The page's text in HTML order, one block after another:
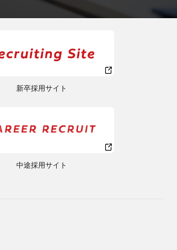
新卒採用サイト
中途採用サイト